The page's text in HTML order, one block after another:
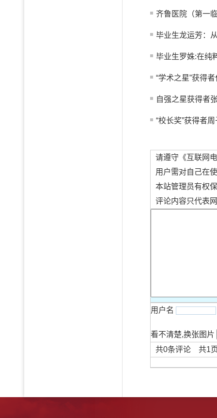
齐鲁医院（第一
毕业生龙运芳：
毕业生罗姝:在纯
“学术之星”获得
自强之星获得者
“校长奖”获得者
请遵守《互联网
用户需对自己在
本站管理员有权
评论内容只代表
用户名
看不清楚,换张图片
共0条评论 共1